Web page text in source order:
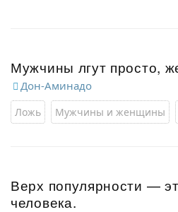
Мужчины лгут просто,
Дон-Аминадо
Ложь Мужчины и женщины
Верх популярности —
человека.